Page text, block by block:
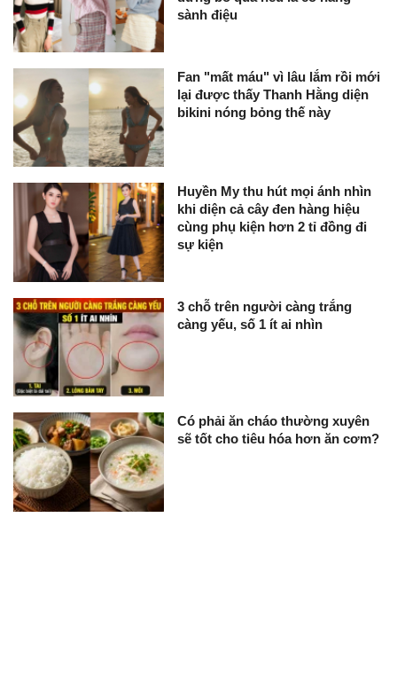
sành điệu
Fan "mất máu" vì lâu lắm rồi mới
lại được thấy Thanh Hằng diện
bikini nóng bỏng thế này
Huyền My thu hút mọi ánh nhìn
khi diện cả cây đen hàng hiệu
cùng phụ kiện hơn 2 tỉ đồng đi
sự kiện
3 chỗ trên người càng trắng
càng yếu, số 1 ít ai nhìn
Có phải ăn cháo thường xuyên
sẽ tốt cho tiêu hóa hơn ăn cơm?